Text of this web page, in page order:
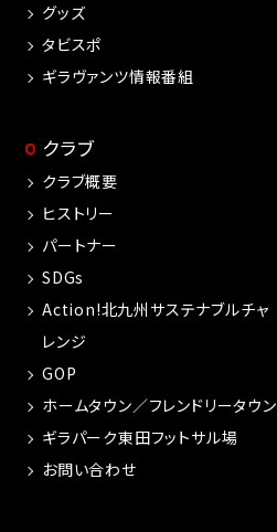
グッズ
タビスポ
ギラヴァンツ情報番組
クラブ
クラブ概要
ヒストリー
パートナー
SDGs
Action!北九州サステナブルチャ
レンジ
GOP
ホームタウン／フレンドリータウン
ギラパーク東田フットサル場
お問い合わせ